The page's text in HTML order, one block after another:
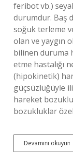
feribot vb.)
durumdur. Baş
soğuk terleme
olan ve yaygın
bilinen duruma
etme hastalığı
(hipokinetik)
güçsüzlüğüyle
hareket
bozukluklar
Devamını okuyun